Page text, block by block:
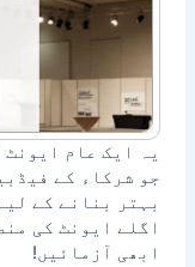
جو شرکاء کے
بہتر بنانے کے
اگلے ایونٹ کی
ابھی آزمائیں!